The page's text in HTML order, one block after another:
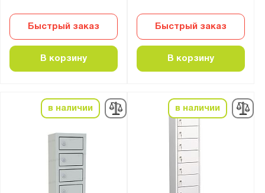
Быстрый заказ
В корзину
Быстрый заказ
В корзину
в наличии в наличии
Серия:
ML
Показать Сбросить